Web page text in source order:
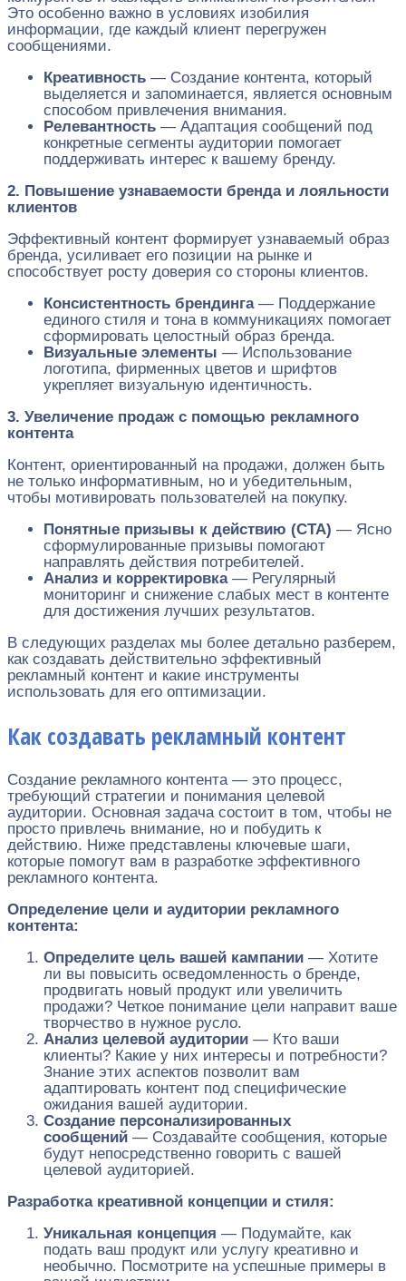
Это особенно важно в условиях изобилия
информации, где каждый клиент перегружен
сообщениями.
Креативность — Создание контента, который
выделяется и запоминается, является основным
способом привлечения внимания.
Релевантность — Адаптация сообщений под
конкретные сегменты аудитории помогает
поддерживать интерес к вашему бренду.
2. Повышение узнаваемости бренда и лояльности
клиентов
Эффективный контент формирует узнаваемый образ
бренда, усиливает его позиции на рынке и
способствует росту доверия со стороны клиентов.
Консистентность брендинга— Поддержание
единого стиля и тона в коммуникациях помогает
сформировать целостный образ бренда.
Визуальные элементы — Использование
логотипа, фирменных цветов и шрифтов
укрепляет визуальную идентичность.
3. Увеличение продаж с помощью рекламного
контента
Контент, ориентированный на продажи, должен быть
не только информативным, но и убедительным,
чтобы мотивировать пользователей на покупку.
Понятные призывы к действию (CTA) — Ясно
сформулированные призывы помогают
направлять действия потребителей.
Анализ и корректировка— Регулярный
мониторинг и снижение слабых мест в контенте
для достижения лучших результатов.
В следующих разделах мы более детально разберем,
как создавать действительно эффективный
рекламный контент и какие инструменты
использовать для его оптимизации.
Как создавать рекламный контент
Создание рекламного контента — это процесс,
требующий стратегии и понимания целевой
аудитории. Основная задача состоит в том, чтобы не
просто привлечь внимание, но и побудить к
действию. Ниже представлены ключевые шаги,
которые помогут вам в разработке эффективного
рекламного контента.
Определение цели и аудитории рекламного
контента:
Определите цель вашей кампании — Хотите
ли вы повысить осведомленность о бренде,
продвигать новый продукт или увеличить
продажи? Четкое понимание цели направит ваше
творчество в нужное русло.
Анализ целевой аудитории — Кто ваши
клиенты? Какие у них интересы и потребности?
Знание этих аспектов позволит вам
адаптировать контент под специфические
ожидания вашей аудитории.
Создание персонализированных
сообщений — Создавайте сообщения, которые
будут непосредственно говорить с вашей
целевой аудиторией.
Разработка креативной концепции и стиля:
Уникальная концепция — Подумайте, как
подать ваш продукт или услугу креативно и
необычно. Посмотрите на успешные примеры в